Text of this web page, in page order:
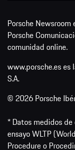
Porsche
Porsche
comunidad online.
www.porsche.es es
S.A.
© 2026 Porsche
* Datos medidos
ensayo WLTP
Procedure o